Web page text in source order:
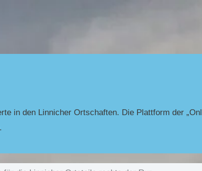
in den Linnicher Ortschaften. Die Plattform der